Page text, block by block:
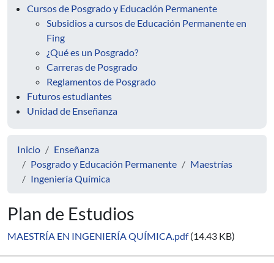
Cursos de Posgrado y Educación Permanente
Subsidios a cursos de Educación Permanente en
Fing
¿Qué es un Posgrado?
Carreras de Posgrado
Reglamentos de Posgrado
Futuros estudiantes
Unidad de Enseñanza
Inicio
Enseñanza
Posgrado y Educación Permanente
Maestrías
Ingeniería Química
Plan de Estudios
MAESTRÍA EN INGENIERÍA QUÍMICA.pdf (14.43 KB)